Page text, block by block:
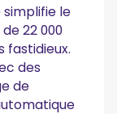
simplifie le
22 000
fastidieux.
des
de